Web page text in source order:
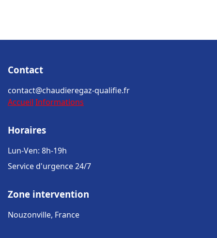
Contact
contact@chaudieregaz-qualifie.fr
Accueil Informations
Horaires
Lun-Ven: 8h-19h
Service d'urgence 24/7
Zone intervention
Nouzonville, France